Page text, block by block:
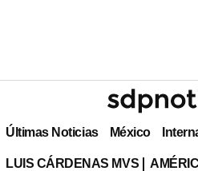
Últimas Noticias México
LUIS CÁRDENAS MVS